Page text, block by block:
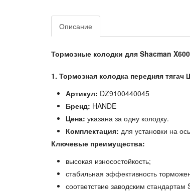
Описание
Тормозные колодки для Shacman
1. Тормозная колодка передняя тягач
Артикул: DZ9100440045
Бренд: HANDE
Цена: указана за одну колодку.
Комплектация: для установки на
Ключевые преимущества:
высокая износостойкость;
стабильная эффективность
соответствие заводским стандартам